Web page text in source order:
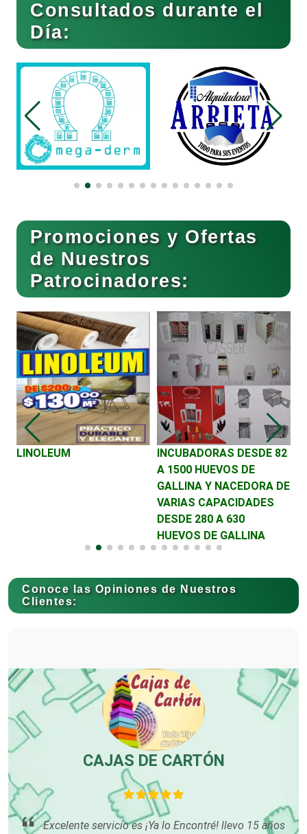
Cibercafés
Clínicas de Belleza
Clínicas de Rehabilitación
Clínicas y Hospitales
Clubes Deportivos
Cocinas Integrales
Combustibles y Lubricantes
Compresores de aire
Computadoras
Conferencias Empresariales
Construcciones en General
Contadores
Conversiones Automotrices
Copiadoras
Cortinas, Persianas y Alfombras
Consultados durante el
Día:
Promociones y Ofertas
de Nuestros
Patrocinadores:
LINOLEUM
INCUBADORAS DESDE 82
A 1500 HUEVOS DE
GALLINA Y NACEDORA DE
VARIAS CAPACIDADES
DESDE 280 A 630
HUEVOS DE GALLINA
Conoce las Opiniones de Nuestros
Clientes:
CAJAS DE CARTÓN
Excelente servicio es ¡Ya lo Encontré! llevo 15 años